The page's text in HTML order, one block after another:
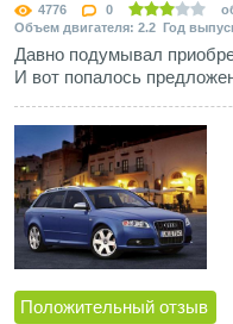
4776 0
Объем двигателя: 2.2 Год
Давно подумывал
И вот попалось
Положительный отзыв